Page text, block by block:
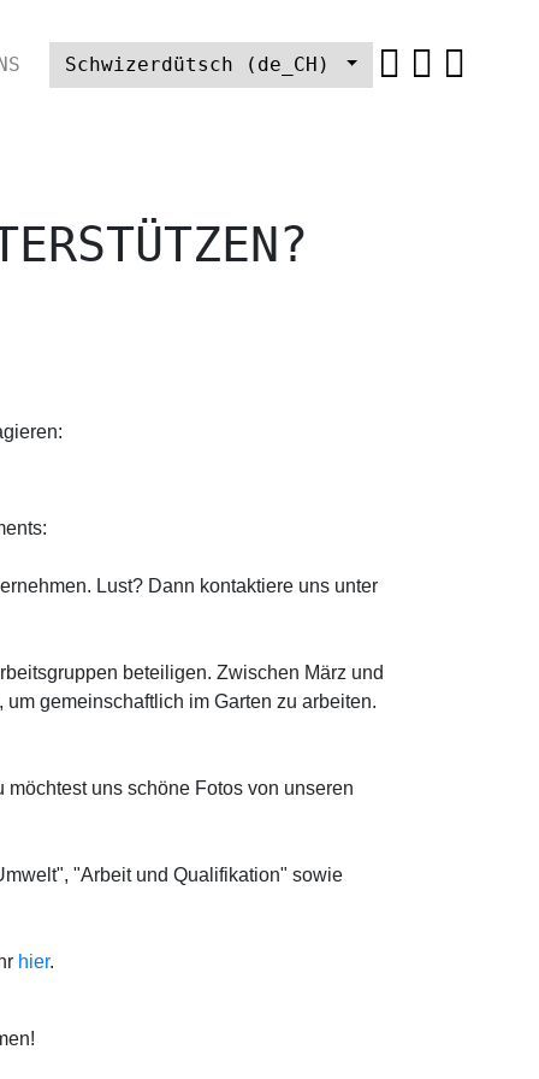
Schwizerdütsch (de_CH)
Lust? Dann kontaktiere uns unter
beteiligen. Zwischen März und
gemeinschaftlich im Garten zu arbeiten.
uns schöne Fotos von unseren
"Arbeit und Qualifikation" sowie
hier.